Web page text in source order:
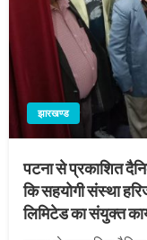
झारखण्ड
‌पटना से प्रकाशित
कि सहयोगी संस्था
लिमिटेड का संयुक्त